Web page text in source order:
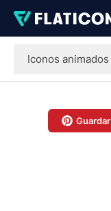
Iconos animados
Guardar